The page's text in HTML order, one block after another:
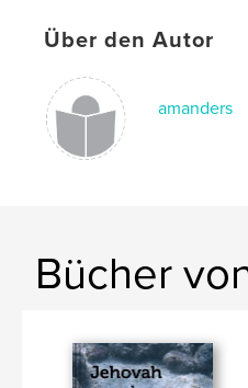
Über den Autor
amanders
Bücher